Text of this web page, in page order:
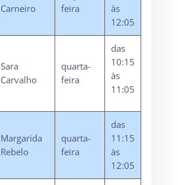
Carneiro
feira
às
12:05
Sara
Carvalho
quarta-
feira
das
10:15
às
11:05
Margarida
Rebelo
quarta-
feira
das
11:15
às
12:05